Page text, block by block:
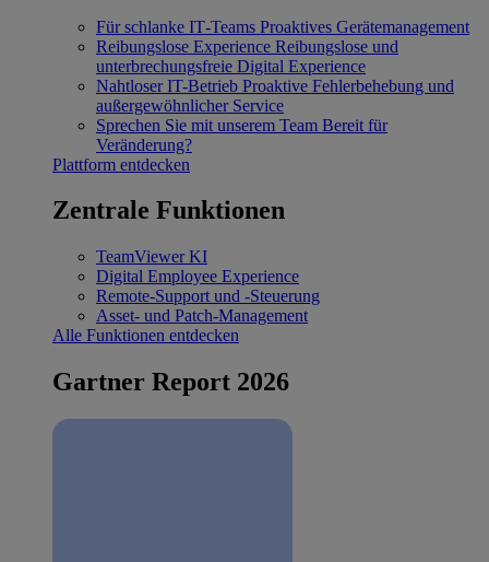
Für schlanke IT‐Teams Proaktives Gerätemanagement
Reibungslose Experience Reibungslose und
unterbrechungsfreie Digital Experience
Nahtloser IT-Betrieb Proaktive Fehlerbehebung und
außergewöhnlicher Service
Sprechen Sie mit unserem Team Bereit für
Veränderung?
Plattform entdecken
Zentrale Funktionen
TeamViewer KI
Digital Employee Experience
Remote-Support und -Steuerung
Asset- und Patch-Management
Alle Funktionen entdecken
Gartner Report 2026